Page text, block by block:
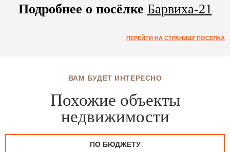
Подробнее о посёлке Барвиха-21
ПЕРЕЙТИ НА СТРАНИЦУ ПОСЁЛКА
ВАМ БУДЕТ ИНТЕРЕСНО
Похожие объекты
недвижимости
ПО БЮДЖЕТУ